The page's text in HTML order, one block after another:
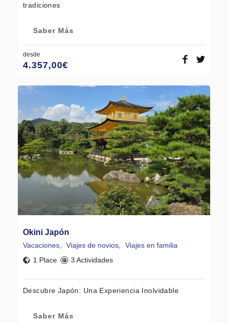
tradiciones
Saber Más
desde
4.357,00€
Okini Japón
Vacaciones Viajes de novios
Viajes en familia
1 Place
3 Actividades
Descubre Japón: Una Experiencia Inolvidable
Saber Más